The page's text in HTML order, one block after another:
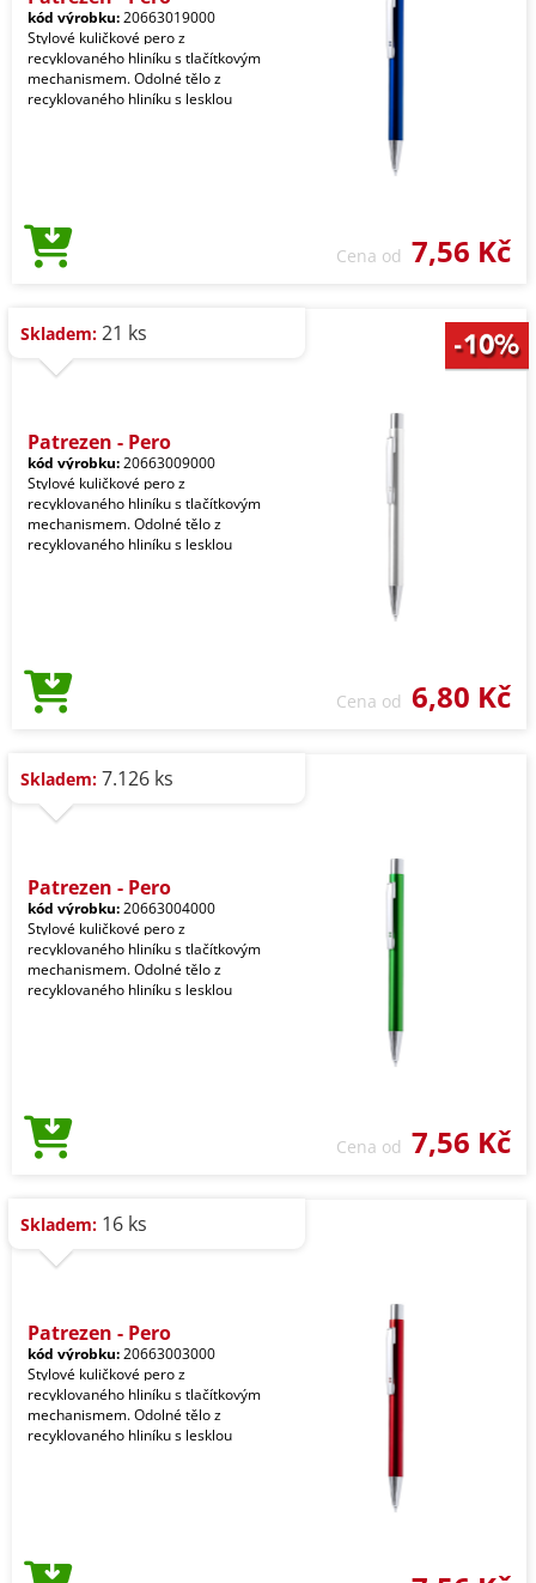
kód výrobku:20663019000
Stylové kuličkové pero z
recyklovaného hliníku s tlačítkovým
mechanismem. Odolné tělo z
recyklovaného hliníku s lesklou
Cena od 7,56 Kč
Skladem: 21 ks
Patrezen - Pero
kód výrobku:20663009000
Stylové kuličkové pero z
recyklovaného hliníku s tlačítkovým
mechanismem. Odolné tělo z
recyklovaného hliníku s lesklou
Cena od 6,80 Kč
Skladem: 7.126 ks
Patrezen - Pero
kód výrobku:20663004000
Stylové kuličkové pero z
recyklovaného hliníku s tlačítkovým
mechanismem. Odolné tělo z
recyklovaného hliníku s lesklou
Cena od 7,56 Kč
Skladem: 16 ks
Patrezen - Pero
kód výrobku:20663003000
Stylové kuličkové pero z
recyklovaného hliníku s tlačítkovým
mechanismem. Odolné tělo z
recyklovaného hliníku s lesklou